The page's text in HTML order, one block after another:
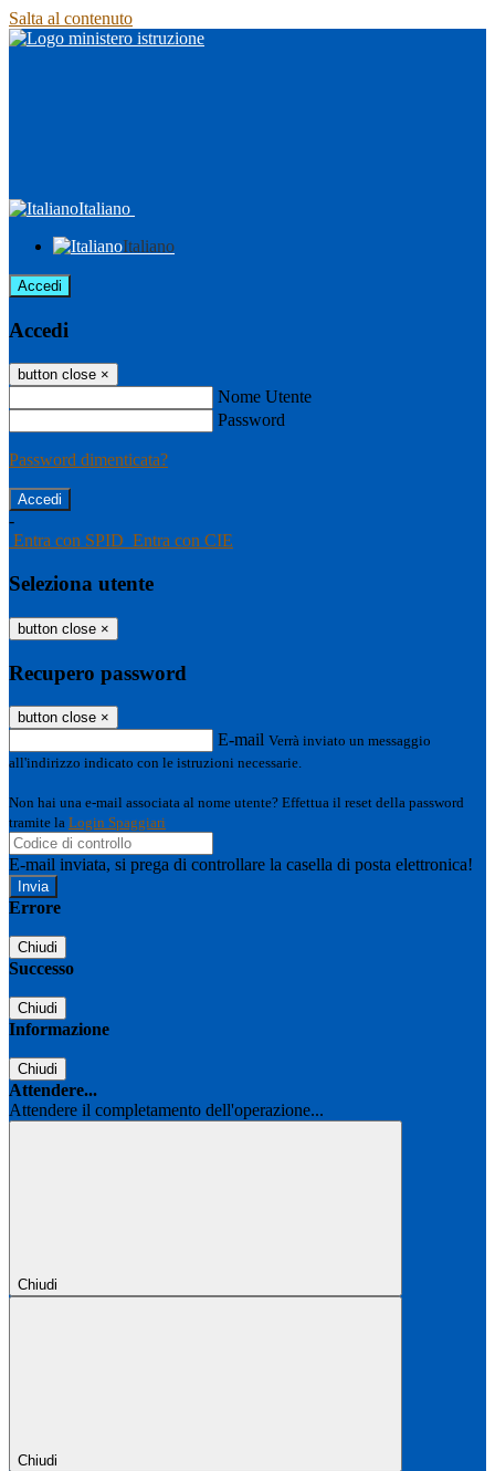
Salta al contenuto
Italiano
Italiano
Accedi
Accedi
button close ×
Nome Utente
Password
Password dimenticata?
-
Entra con SPID Entra con CIE
Seleziona utente
button close ×
Recupero password
button close ×
E-mail Verrà inviato un messaggio
all'indirizzo indicato con le istruzioni necessarie.
Non hai una e-mail associata al nome utente? Effettua il reset della password
tramite la Login Spaggiari
E-mail inviata, si prega di controllare la casella di posta elettronica!
Errore
Chiudi
Successo
Chiudi
Informazione
Chiudi
Attendere...
Attendere il completamento dell'operazione...
Chiudi
Chiudi